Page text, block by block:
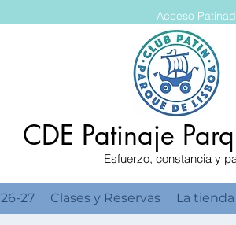
CDE Patinaje
Esfuerzo, constancia y
Acceso
27 Clases y Reservas La